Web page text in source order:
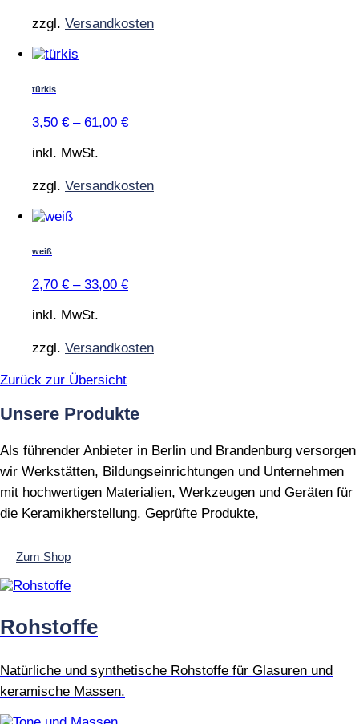
können
der
zzgl. Versandkosten
Varianten
auf.
Die
können
türkis
3,50 € – 61,00 €
inkl. MwSt.
zzgl. Versandkosten
Dieses
Varianten
Die
können
der
gewählt
werden
weiß
2,70 € – 33,00 €
inkl. MwSt.
zzgl. Versandkosten
Zurück zur Übersicht
Unsere Produkte
Als führender Anbieter in Berlin und Brandenburg versorgen
wir Werkstätten, Bildungseinrichtungen und Unternehmen
mit hochwertigen Materialien, Werkzeugen und Geräten für
die Keramikherstellung. Geprüfte Produkte,
Zum Shop
Rohstoffe
Natürliche und synthetische Rohstoffe für Glasuren und
keramische Massen.